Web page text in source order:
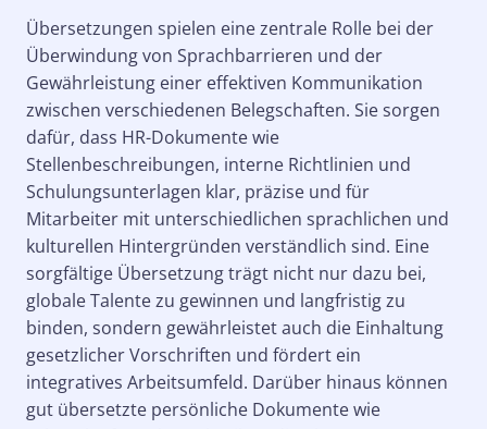
Übersetzungen spielen eine zentrale Rolle bei der
Überwindung von Sprachbarrieren und der
Gewährleistung einer effektiven Kommunikation
zwischen verschiedenen Belegschaften. Sie sorgen
dafür, dass HR-Dokumente wie
Stellenbeschreibungen, interne Richtlinien und
Schulungsunterlagen klar, präzise und für
Mitarbeiter mit unterschiedlichen sprachlichen und
kulturellen Hintergründen verständlich sind. Eine
sorgfältige Übersetzung trägt nicht nur dazu bei,
globale Talente zu gewinnen und langfristig zu
binden, sondern gewährleistet auch die Einhaltung
gesetzlicher Vorschriften und fördert ein
integratives Arbeitsumfeld. Darüber hinaus können
gut übersetzte persönliche Dokumente wie